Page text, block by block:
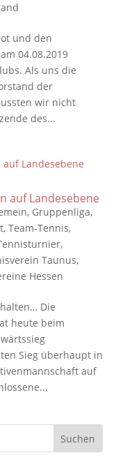
und den
04.08.2019
Als uns die
der
wir nicht
des...
auf Landesebene
, Gruppenliga,
, Team-Tennis,
,
Taunus,
Hessen
Die
heute beim
Sieg überhaupt in
auf